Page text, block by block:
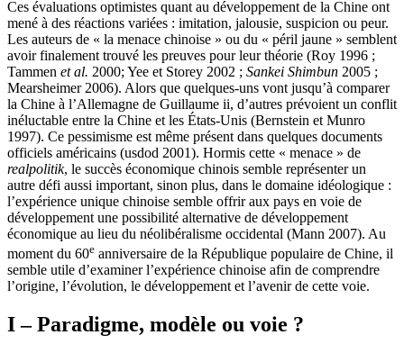
Ces évaluations optimistes quant au développement de la Chine ont
mené à des réactions variées : imitation, jalousie, suspicion ou peur.
Les auteurs de « la menace chinoise » ou du « péril jaune » semblent
avoir finalement trouvé les preuves pour leur théorie (Roy 1996 ;
Tammen et al. 2000; Yee et Storey 2002 ; Sankei Shimbun 2005 ;
Mearsheimer 2006). Alors que quelques-uns vont jusqu’à comparer
la Chine à l’Allemagne de Guillaume ii, d’autres prévoient un conflit
inéluctable entre la Chine et les États-Unis (Bernstein et Munro
1997). Ce pessimisme est même présent dans quelques documents
officiels américains (usdod 2001). Hormis cette « menace » de
realpolitik, le succès économique chinois semble représenter un
autre défi aussi important, sinon plus, dans le domaine idéologique :
l’expérience unique chinoise semble offrir aux pays en voie de
développement une possibilité alternative de développement
économique au lieu du néolibéralisme occidental (Mann 2007). Au
moment du 60e anniversaire de la République populaire de Chine, il
semble utile d’examiner l’expérience chinoise afin de comprendre
l’origine, l’évolution, le développement et l’avenir de cette voie.
I – Paradigme, modèle ou voie ?